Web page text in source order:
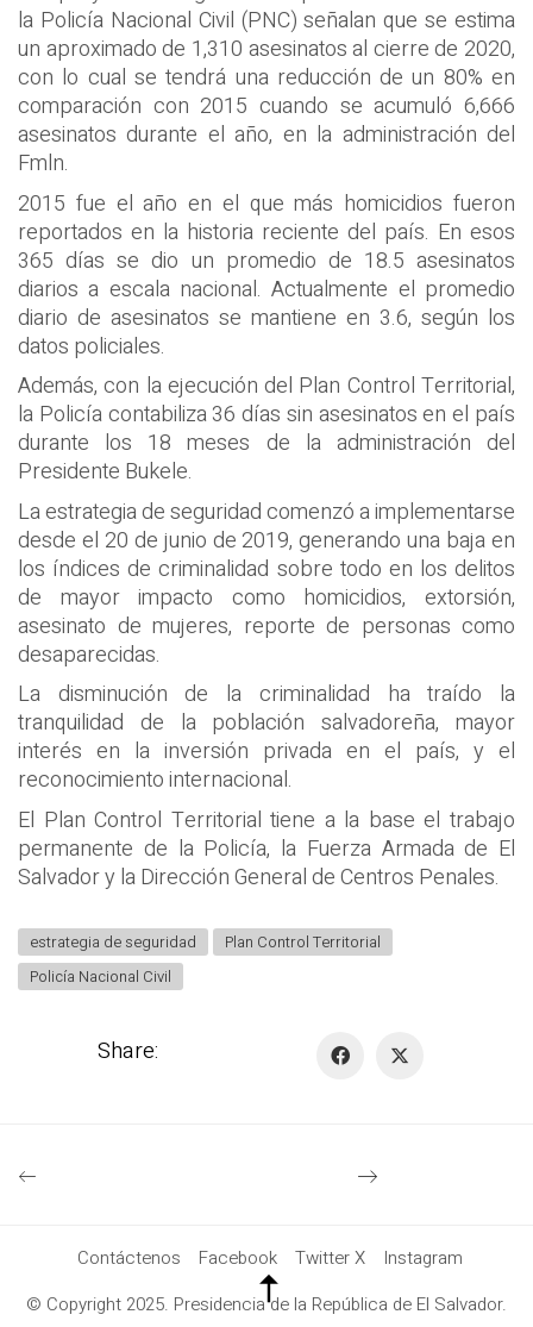
la Policía Nacional Civil (PNC) señalan que se estima
un aproximado de 1,310 asesinatos al cierre de 2020,
con lo cual se tendrá una reducción de un 80% en
comparación con 2015 cuando se acumuló 6,666
asesinatos durante el año, en la administración del
Fmln.
2015 fue el año en el que más homicidios fueron
reportados en la historia reciente del país. En esos
365 días se dio un promedio de 18.5 asesinatos
diarios a escala nacional. Actualmente el promedio
diario de asesinatos se mantiene en 3.6, según los
datos policiales.
Además, con la ejecución del Plan Control Territorial,
la Policía contabiliza 36 días sin asesinatos en el país
durante los 18 meses de la administración del
Presidente Bukele.
La estrategia de seguridad comenzó a implementarse
desde el 20 de junio de 2019, generando una baja en
los índices de criminalidad sobre todo en los delitos
de mayor impacto como homicidios, extorsión,
asesinato de mujeres, reporte de personas como
desaparecidas.
La disminución de la criminalidad ha traído la
tranquilidad de la población salvadoreña, mayor
interés en la inversión privada en el país, y el
reconocimiento internacional.
El Plan Control Territorial tiene a la base el trabajo
permanente de la Policía, la Fuerza Armada de El
Salvador y la Dirección General de Centros Penales.
estrategia de seguridad
Plan Control Territorial
Policía Nacional Civil
Share:
Contáctenos Facebook Twitter X
Instagram
© Copyright 2025. Presidencia de la República de El Salvador.